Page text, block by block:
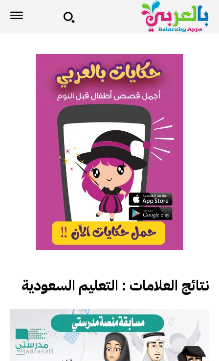
نتائج العلامات : التعليم السعودية